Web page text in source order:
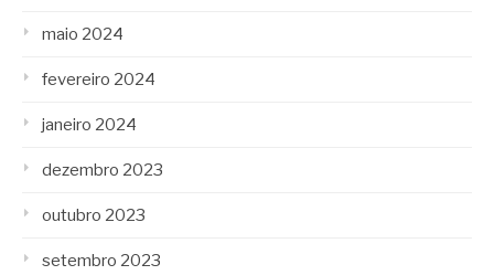
maio 2024
fevereiro 2024
janeiro 2024
dezembro 2023
outubro 2023
setembro 2023